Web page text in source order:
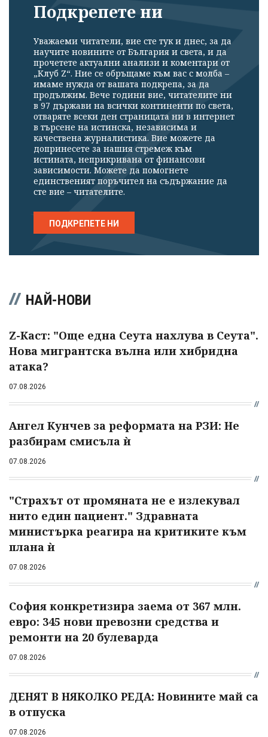
Подкрепете ни
Уважаеми читатели, вие сте тук и днес, за да
научите новините от България и света, и да
прочетете актуални анализи и коментари от
„Клуб Z“. Ние се обръщаме към вас с молба –
имаме нужда от вашата подкрепа, за да
продължим. Вече години вие, читателите ни
в 97 държави на всички континенти по света,
отваряте всеки ден страницата ни в интернет
в търсене на истинска, независима и
качествена журналистика. Вие можете да
допринесете за нашия стремеж към
истината, неприкривана от финансови
зависимости. Можете да помогнете
единственият поръчител на съдържание да
сте вие – читателите.
ПОДКРЕПЕТЕ НИ
НАЙ-НОВИ
Z-Каст: "Още една Сеута нахлува в Сеута".
Нова мигрантска вълна или хибридна
атака?
07.08.2026
Ангел Кунчев за реформата на РЗИ: Не
разбирам смисъла ѝ
07.08.2026
"Страхът от промяната не е излекувал
нито един пациент." Здравната
министърка реагира на критиките към
плана ѝ
07.08.2026
София конкретизира заема от 367 млн.
евро: 345 нови превозни средства и
ремонти на 20 булеварда
07.08.2026
ДЕНЯТ В НЯКОЛКО РЕДА: Новините май са
в отпуска
07.08.2026